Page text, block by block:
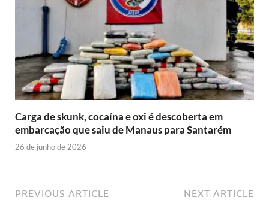
Carga de skunk, cocaína e oxi é descoberta em
embarcação que saiu de Manaus para Santarém
26 de junho de 2026
PREVIOUS ARTICLE NEXT ARTICLE